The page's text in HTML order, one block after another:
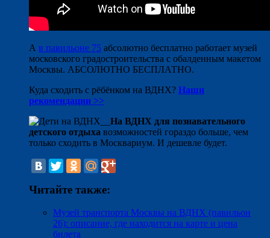
А в павильоне 75 абсолютно бесплатно работает музей
московского градостроительства с обалденным макетом
Москвы. АБСОЛЮТНО БЕСПЛАТНО.
Куда сходить с рёбёнком на ВДНХ? Наши
рекомендации >>
На ВДНХ для познавательного
детского отдыха возможностей гораздо больше, чем
только сходить в Москвариум. И дешевле будет.
Читайте также:
Музей транспорта Москвы на ВДНХ (павильон
26): описание, где находится на карте и цена
билета